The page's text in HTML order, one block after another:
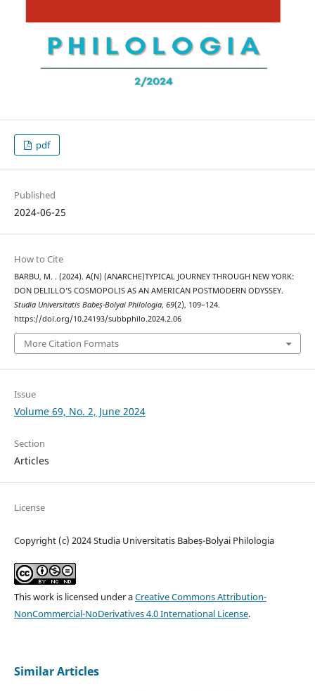
pdf
Published
2024-06-25
How to Cite
BARBU, M. . (2024). A(N) (ANARCHE)TYPICAL JOURNEY THROUGH NEW YORK:
DON DELILLO’S COSMOPOLIS AS AN AMERICAN POSTMODERN ODYSSEY.
Studia Universitatis Babeș-Bolyai Philologia, 69(2), 109–124.
https://doi.org/10.24193/subbphilo.2024.2.06
More Citation Formats
Issue
Volume 69, No. 2, June 2024
Section
Articles
License
Copyright (c) 2024 Studia Universitatis Babeș-Bolyai Philologia
This work is licensed under aCreative Commons Attribution-
NonCommercial-NoDerivatives 4.0 International License.
Similar Articles